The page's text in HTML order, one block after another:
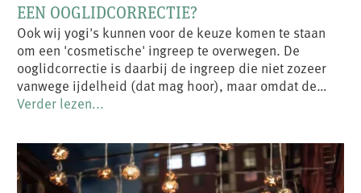
EEN OOGLIDCORRECTIE?
Ook wij yogi's kunnen voor de keuze komen te staan
om een 'cosmetische' ingreep te overwegen. De
ooglidcorrectie is daarbij de ingreep die niet zozeer
vanwege ijdelheid (dat mag hoor), maar omdat de…
Verder lezen...